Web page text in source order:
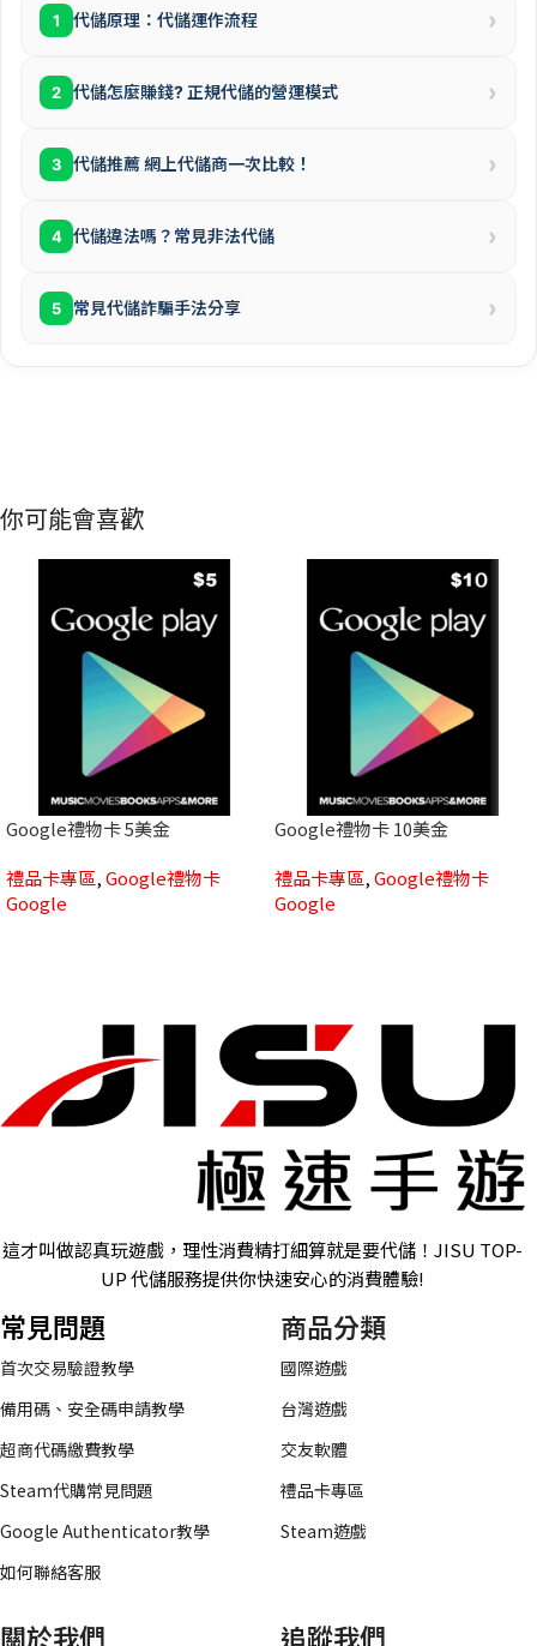
1 代儲原理：代儲運作流程 ›
2 代儲怎麼賺錢? 正規代儲的營運模式 ›
3 代儲推薦 網上代儲商一次比較！ ›
4 代儲違法嗎？常見非法代儲 ›
5 常見代儲詐騙手法分享 ›
你可能會喜歡
Google禮物卡 5美金
禮品卡專區,Google禮物卡
Google
Google禮物卡 10美金
禮品卡專區,Google禮物卡
Google
這才叫做認真玩遊戲，理性消費精打細算就是要代儲！JISU TOP-
UP 代儲服務提供你快速安心的消費體驗!
常見問題
首次交易驗證教學
備用碼、安全碼申請教學
超商代碼繳費教學
Steam代購常見問題
Google Authenticator教學
如何聯絡客服
商品分類
國際遊戲
台灣遊戲
交友軟體
禮品卡專區
Steam遊戲
關於我們 追蹤我們